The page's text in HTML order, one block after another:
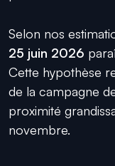
Selon nos
25 juin 2026
Cette hypothèse
de la campagne
proximité
novembre.